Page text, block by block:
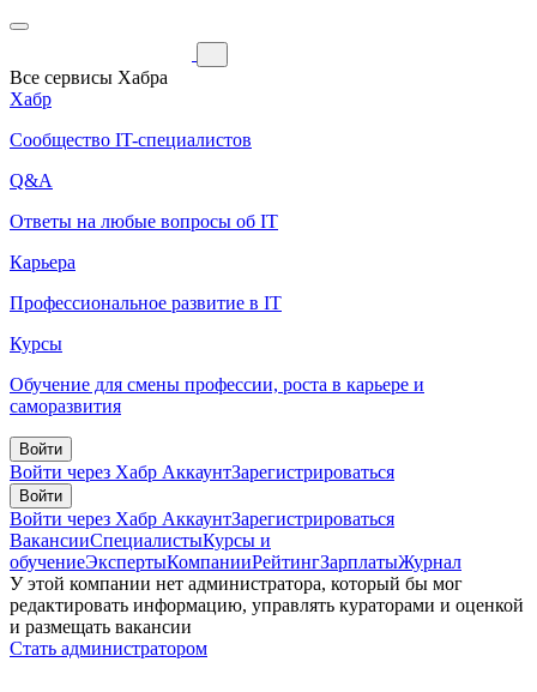
Все сервисы Хабра
Хабр
Сообщество IT-специалистов
Q&A
Ответы на любые вопросы об IT
Карьера
Профессиональное развитие в IT
Курсы
Обучение для смены профессии, роста в карьере и
саморазвития
Войти
Войти через Хабр АккаунтЗарегистрироваться
Войти
Войти через Хабр АккаунтЗарегистрироваться
ВакансииСпециалистыКурсы и
обучениеЭкспертыКомпанииРейтингЗарплатыЖурнал
У этой компании нет администратора, который бы мог
редактировать информацию, управлять кураторами и оценкой
и размещать вакансии
Стать администратором